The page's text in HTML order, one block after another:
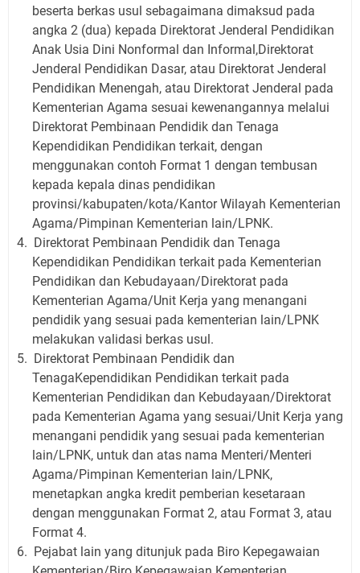
beserta berkas usul sebagaimana dimaksud pada
angka 2 (dua) kepada Direktorat Jenderal Pendidikan
Anak Usia Dini Nonformal dan Informal,Direktorat
Jenderal Pendidikan Dasar, atau Direktorat Jenderal
Pendidikan Menengah, atau Direktorat Jenderal pada
Kementerian Agama sesuai kewenangannya melalui
Direktorat Pembinaan Pendidik dan Tenaga
Kependidikan Pendidikan terkait, dengan
menggunakan contoh Format 1 dengan tembusan
kepada kepala dinas pendidikan
provinsi/kabupaten/kota/Kantor Wilayah Kementerian
Agama/Pimpinan Kementerian lain/LPNK.
4. Direktorat Pembinaan Pendidik dan Tenaga
Kependidikan Pendidikan terkait pada Kementerian
Pendidikan dan Kebudayaan/Direktorat pada
Kementerian Agama/Unit Kerja yang menangani
pendidik yang sesuai pada kementerian lain/LPNK
melakukan validasi berkas usul.
5. Direktorat Pembinaan Pendidik dan
TenagaKependidikan Pendidikan terkait pada
Kementerian Pendidikan dan Kebudayaan/Direktorat
pada Kementerian Agama yang sesuai/Unit Kerja yang
menangani pendidik yang sesuai pada kementerian
lain/LPNK, untuk dan atas nama Menteri/Menteri
Agama/Pimpinan Kementerian lain/LPNK,
menetapkan angka kredit pemberian kesetaraan
dengan menggunakan Format 2, atau Format 3, atau
Format 4.
6. Pejabat lain yang ditunjuk pada Biro Kepegawaian